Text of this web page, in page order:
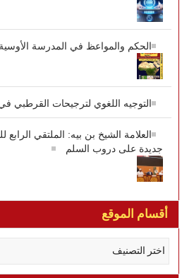
الحكم والمواعظ في المدرسة الأوسية
التوجيه اللغوي لترجيحات القرطبي
العلامة الشيخ بن بيه: الملتقي
جديدة على دروب السلم
أقسام الموقع